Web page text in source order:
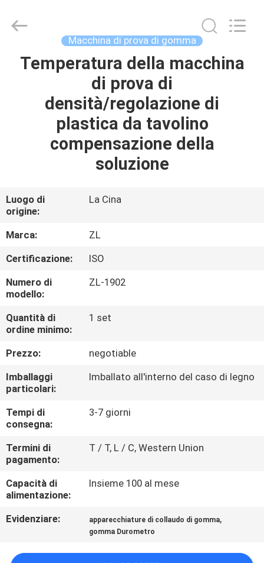
CASA
PRODOTTI
NOI
GIRO
DELLA
FABBRICA
CONTROLLO
DI
QUALITÀ
CONTATTICI
NOTIZIE
RICHIEDA
UNA
Instrument
Technology
Reserved.
Macchina di prova di gomma
Temperatura della macchina
di prova di
densità/regolazione di
plastica da tavolino
compensazione della
soluzione
Luogo di
origine:
La Cina
Marca:
ZL
Certificazione:
ISO
Numero di
modello:
ZL-1902
Quantità di
ordine minimo:
1 set
Prezzo:
negotiable
Imballaggi
particolari:
Imballato all'interno del caso di legno
Tempi di
consegna:
3-7 giorni
Termini di
pagamento:
T / T, L / C, Western Union
Capacità di
alimentazione:
Insieme 100 al mese
Evidenziare: apparecchiature di collaudo di gomma,
gomma Durometro